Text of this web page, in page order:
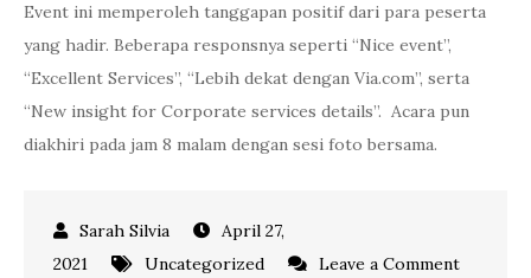
Event ini memperoleh tanggapan positif dari para peserta
yang hadir. Beberapa responsnya seperti “Nice event”,
“Excellent Services”, “Lebih dekat dengan Via.com”, serta
“New insight for Corporate services details”. Acara pun
diakhiri pada jam 8 malam dengan sesi foto bersama.
April 27,
2021
Uncategorized
Leave a Comment